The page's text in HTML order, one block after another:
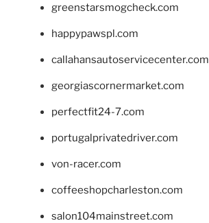
greenstarsmogcheck.com
happypawspl.com
callahansautoservicecenter.com
georgiascornermarket.com
perfectfit24-7.com
portugalprivatedriver.com
von-racer.com
coffeeshopcharleston.com
salon104mainstreet.com